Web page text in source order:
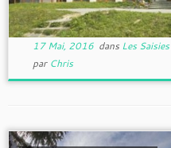
17 Mai, 2016dans Les Saisies
par Chris